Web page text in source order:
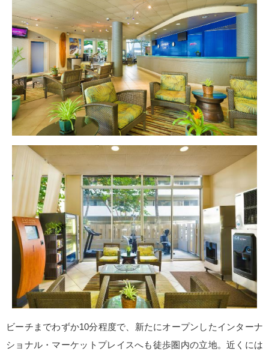
ビーチまでわずか10分程度で、新たにオープンしたインターナ
ショナル・マーケットプレイスへも徒歩圏内の立地。近くには